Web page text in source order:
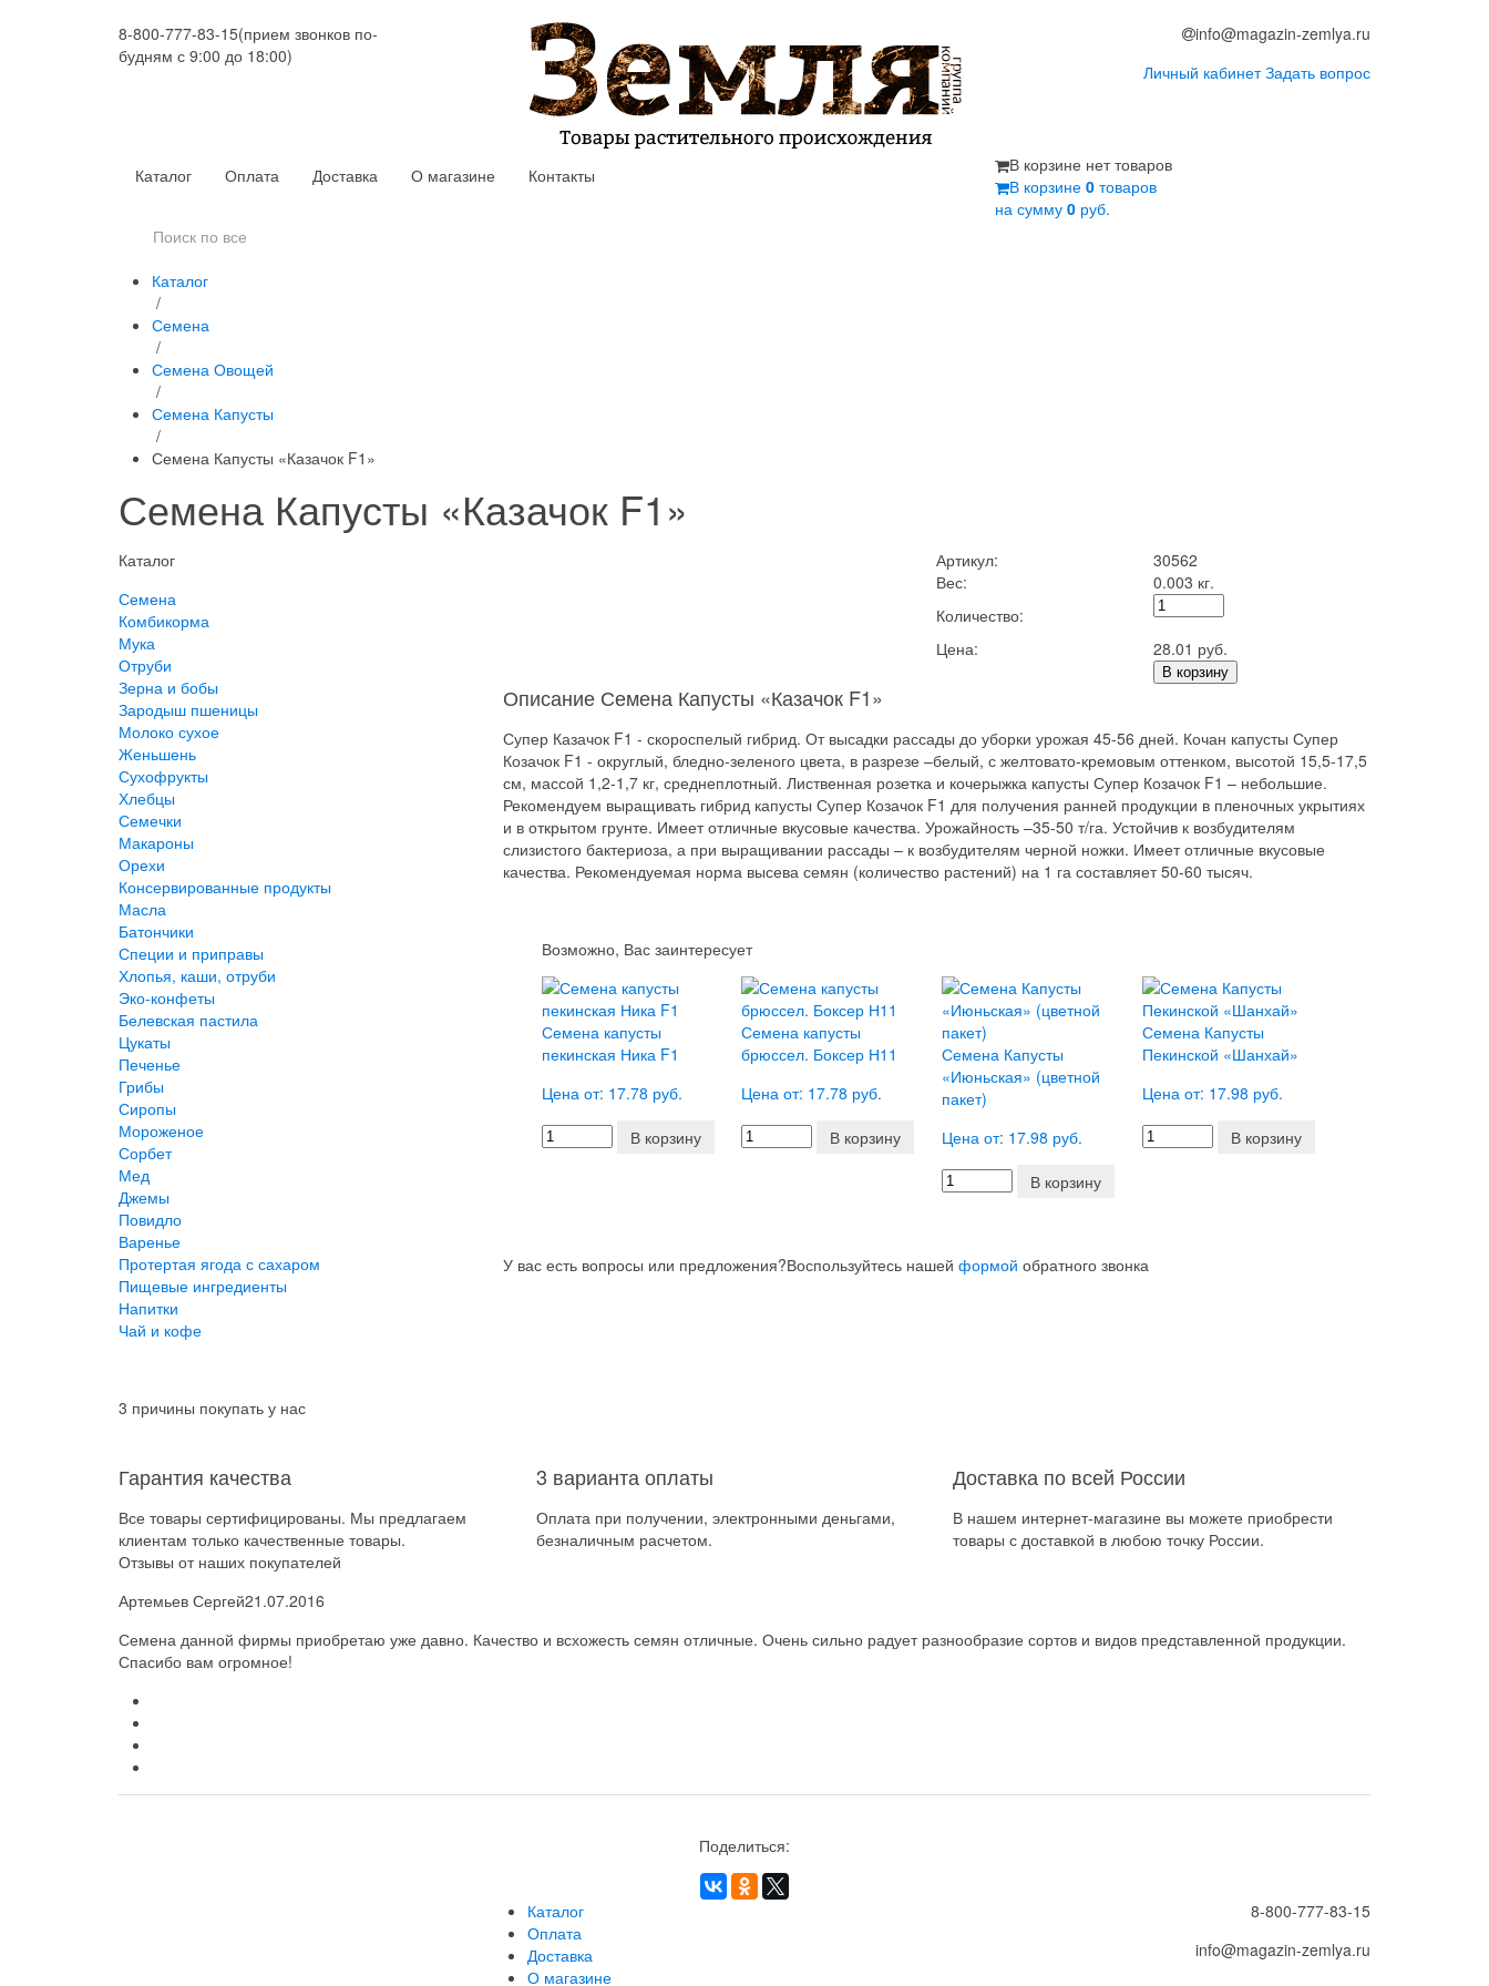
8-800-777-83-15(прием звонков по-
будням с 9:00 до 18:00)
info@magazin-zemlya.ru
Личный кабинет Задать вопрос
Каталог Оплата Доставка О магазине Контакты
В корзине нет товаров
В корзине 0 товаров
на сумму 0 руб.
Каталог
/
Семена
/
Семена Овощей
/
Семена Капусты
/
Семена Капусты «Казачок F1»
Семена Капусты «Казачок F1»
Каталог
Семена
Комбикорма
Мука
Отруби
Зерна и бобы
Зародыш пшеницы
Молоко сухое
Женьшень
Сухофрукты
Хлебцы
Семечки
Макароны
Орехи
Консервированные продукты
Масла
Батончики
Специи и приправы
Хлопья, каши, отруби
Эко-конфеты
Белевская пастила
Цукаты
Печенье
Грибы
Сиропы
Мороженое
Сорбет
Мед
Джемы
Повидло
Варенье
Протертая ягода с сахаром
Пищевые ингредиенты
Напитки
Чай и кофе
Артикул:
30562
Вес:
0.003 кг.
Количество:
Цена:
28.01 руб.
В корзину
Описание Семена Капусты «Казачок F1»
Супер Казачок F1 - скороспелый гибрид. От высадки рассады до уборки урожая 45-56 дней. Кочан капусты Супер
Козачок F1 - округлый, бледно-зеленого цвета, в разрезе –белый, с желтовато-кремовым оттенком, высотой 15,5-17,5
см, массой 1,2-1,7 кг, среднеплотный. Лиственная розетка и кочерыжка капусты Супер Козачок F1 – небольшие.
Рекомендуем выращивать гибрид капусты Супер Козачок F1 для получения ранней продукции в пленочных укрытиях
и в открытом грунте. Имеет отличные вкусовые качества. Урожайность –35-50 т/га. Устойчив к возбудителям
слизистого бактериоза, а при выращивании рассады – к возбудителям черной ножки. Имеет отличные вкусовые
качества. Рекомендуемая норма высева семян (количество растений) на 1 га составляет 50-60 тысяч.
Возможно, Вас заинтересует
Семена капусты
пекинская Ника F1
Цена от: 17.78 руб.
В корзину
Семена капусты
брюссел. Боксер Н11
Цена от: 17.78 руб.
В корзину
Семена Капусты
«Июньская» (цветной
пакет)
Цена от: 17.98 руб.
В корзину
Семена Капусты
Пекинской «Шанхай»
Цена от: 17.98 руб.
В корзину
У вас есть вопросы или предложения?Воспользуйтесь нашей формой обратного звонка
3 причины покупать у нас
Гарантия качества
Все товары сертифицированы. Мы предлагаем
клиентам только качественные товары.
3 варианта оплаты
Оплата при получении, электронными деньгами,
безналичным расчетом.
Доставка по всей России
В нашем интернет-магазине вы можете приобрести
товары с доставкой в любою точку России.
Отзывы от наших покупателей
Артемьев Сергей21.07.2016
Семена данной фирмы приобретаю уже давно. Качество и всхожесть семян отличные. Очень сильно радует разнообразие сортов и видов представленной продукции.
Спасибо вам огромное!
Поделиться:
Каталог
Оплата
Доставка
О магазине
8-800-777-83-15
info@magazin-zemlya.ru